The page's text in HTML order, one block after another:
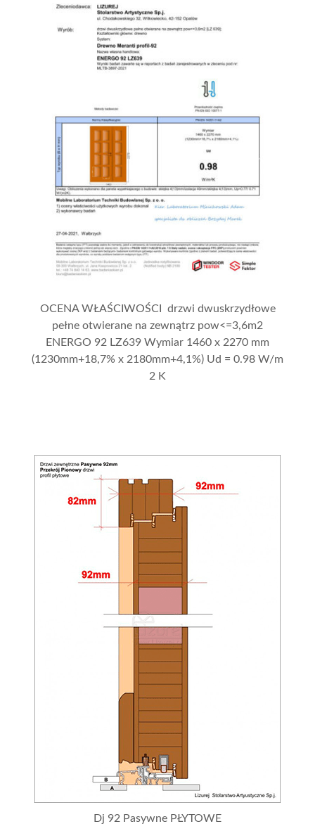
OCENA WŁAŚCIWOŚCI drzwi dwuskrzydłowe
pełne otwierane na zewnątrz pow<=3,6m2
ENERGO 92 LZ639 Wymiar 1460 x 2270 mm
(1230mm+18,7% x 2180mm+4,1%) Ud = 0.98 W/m
2 K
Dj 92 Pasywne PŁYTOWE